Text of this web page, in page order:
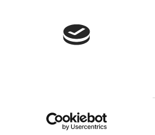
mail@flexiriste.no
27601677